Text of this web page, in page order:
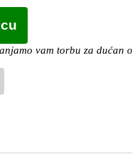
vam torbu za dućan